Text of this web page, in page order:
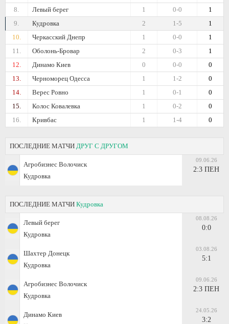
8.
Левый берег 1
0-0
1
9.
Кудровка 1
1-5
2
10.
Черкасский Днепр 1
0-0
1
11.
Оболонь-Бровар 1
0-3
2
12.
Динамо Киев 0
0-0
0
13.
Черноморец Одесса 0
1-2
1
14.
Верес Ровно 0
0-1
1
15.
Колос Ковалевка 0
0-2
1
16.
Кривбас 0
1-4
1
ПОСЛЕДНИЕ МАТЧИ ДРУГ С ДРУГОМ
Агробизнес Волочиск
Кудровка
09.06.26
2:3 ПЕН
ПОСЛЕДНИЕ МАТЧИ Кудровка
Левый берег
Кудровка
08.08.26
0:0
Шахтер Донецк
Кудровка
03.08.26
5:1
Агробизнес Волочиск
Кудровка
09.06.26
2:3 ПЕН
Динамо Киев
24.05.26
3:2